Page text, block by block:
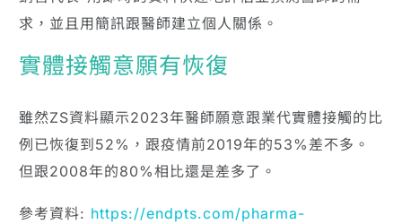
求，並且用簡訊跟醫師建立個人關係。
實體接觸意願有恢復
雖然ZS資料顯示2023年醫師願意跟業代實體接觸的比
例已恢復到52%，跟疫情前2019年的53%差不多。
但跟2008年的80%相比還是差多了。
參考資料: https://endpts.com/pharma-